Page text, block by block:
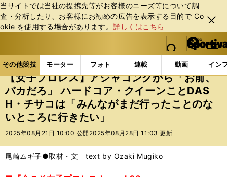
当サイトでは当社の提携先等がお客様のニーズ等について調
査・分析したり、お客様にお勧めの広告を表⽰する⽬的で Co
okie を使⽤する場合があります。詳しくはこちら
閉じ
る
web Sportiva (webスポルティーバ)
検索
マイペ
ー
ジ
メニュ
その他競技 モーター フォト 連載 動画 イン
ス
ポ
ル
テ
ィ
ー
バ
その他競技の記事一覧 格闘技 プロレス 【女子
【女子プロレス】アジャコングから「お前、
バカだろ」 ハードコア・クイーンことDAS
H・チサコは「みんながまだ行ったことのな
いところに行きたい」
2025年08月21日 10:00 公開 2025年08月28日 11:03 更新
尾崎ムギ子●取材・文 text by Ozaki Mugiko